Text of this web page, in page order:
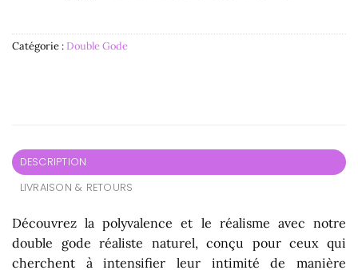
Catégorie :Double Gode
DESCRIPTION
LIVRAISON & RETOURS
Découvrez la polyvalence et le réalisme avec notre
double gode réaliste naturel, conçu pour ceux qui
cherchent à intensifier leur intimité de manière